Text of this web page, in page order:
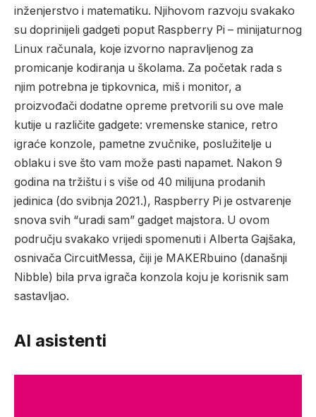
inženjerstvo i matematiku. Njihovom razvoju svakako
su doprinijeli gadgeti poput Raspberry Pi – minijaturnog
Linux računala, koje izvorno napravljenog za
promicanje kodiranja u školama. Za početak rada s
njim potrebna je tipkovnica, miš i monitor, a
proizvođači dodatne opreme pretvorili su ove male
kutije u različite gadgete: vremenske stanice, retro
igraće konzole, pametne zvučnike, poslužitelje u
oblaku i sve što vam može pasti napamet. Nakon 9
godina na tržištu i s više od 40 milijuna prodanih
jedinica (do svibnja 2021.), Raspberry Pi je ostvarenje
snova svih “uradi sam” gadget majstora. U ovom
području svakako vrijedi spomenuti i Alberta Gajšaka,
osnivača CircuitMessa, čiji je MAKERbuino (današnji
Nibble) bila prva igrača konzola koju je korisnik sam
sastavljao.
AI asistenti